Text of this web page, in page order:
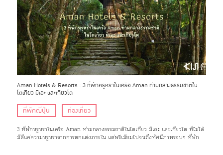
Aman Hotels & Resorts : 3 ที่พักหรูหราในเครือ Aman ท่ามกลางธรรมชาติใน
โตเกียว มิเอะ และเกียวโต
ที่พักญี่ปุ่น ท่องเที่ยว
3 ที่พักหรูหราในเครือ Aman ท่ามกลางธรรมชาติในโตเกียว มิเอะ และเกียวโต ที่ไม่ได้
มีดีแค่ความหรูหราจากการตกแต่งภายใน แต่พรีเมียมไปจนถึงทัศนีภาพรอบๆ ที่พัก